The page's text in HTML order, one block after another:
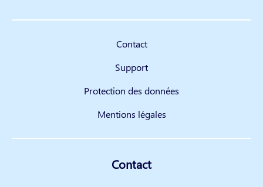
Contact
Support
Protection des données
Mentions légales
Contact